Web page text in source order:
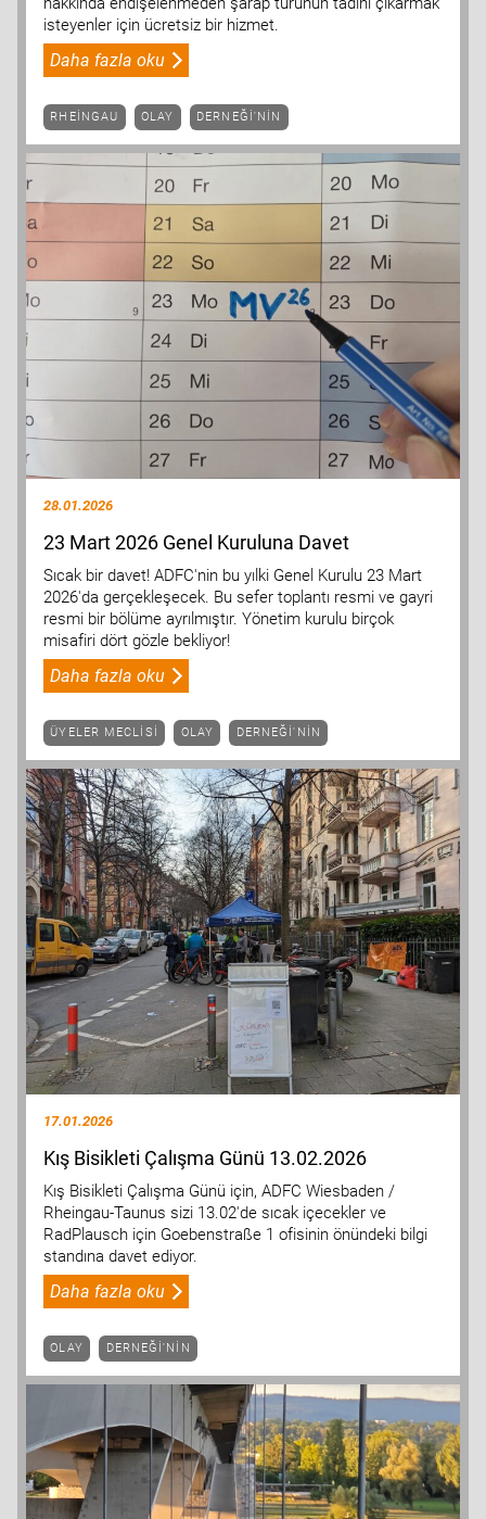
isteyenler için ücretsiz bir hizmet.
Daha fazla oku
RHEINGAU OLAY DERNEĞI'NIN
28.01.2026
23 Mart 2026 Genel Kuruluna Davet
Sıcak bir davet! ADFC'nin bu yılki Genel Kurulu 23 Mart
2026'da gerçekleşecek. Bu sefer toplantı resmi ve gayri
resmi bir bölüme ayrılmıştır. Yönetim kurulu birçok
misafiri dört gözle bekliyor!
Daha fazla oku
ÜYELER MECLISI OLAY DERNEĞI'NIN
17.01.2026
Kış Bisikleti Çalışma Günü 13.02.2026
Kış Bisikleti Çalışma Günü için, ADFC Wiesbaden /
Rheingau-Taunus sizi 13.02'de sıcak içecekler ve
RadPlausch için Goebenstraße 1 ofisinin önündeki bilgi
standına davet ediyor.
Daha fazla oku
OLAY DERNEĞI'NIN